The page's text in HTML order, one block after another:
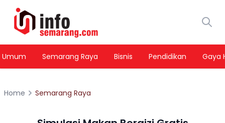
Umum Semarang Raya Bisnis Pendidikan Gaya
Home Semarang Raya